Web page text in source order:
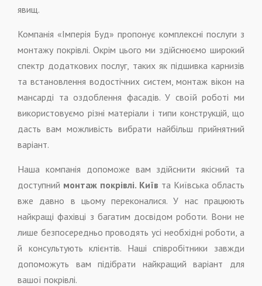
явищ.
Компанія «Імперія Буд» пропонує комплексні послуги з
монтажу покрівлі. Окрім цього ми здійснюємо широкий
спектр додаткових послуг, таких як підшивка карнизів
та встановлення водостічних систем, монтаж вікон на
мансарді та оздоблення фасадів. У своїй роботі ми
використовуємо різні матеріали і типи конструкцій, що
дасть вам можливість вибрати найбільш прийнятний
варіант.
Наша компанія допоможе вам здійснити якісний та
доступний монтаж покрівлі. Київ та Київська область
вже давно в цьому переконалися. У нас працюють
найкращі фахівці з багатим досвідом роботи. Вони не
лише безпосередньо проводять усі необхідні роботи, а
й консультують клієнтів. Наші співробітники завжди
допоможуть вам підібрати найкращий варіант для
вашої покрівлі.